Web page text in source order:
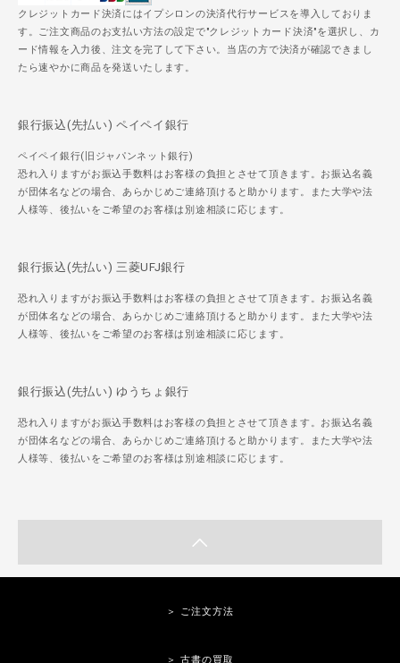
クレジットカード決済にはイプシロンの決済代行サービスを導入しておりま
す。ご注文商品のお支払い方法の設定で"クレジットカード決済"を選択し、カ
ード情報を入力後、注文を完了して下さい。当店の方で決済が確認できまし
たら速やかに商品を発送いたします。
銀行振込(先払い) ペイペイ銀行
ペイペイ銀行(旧ジャパンネット銀行)
恐れ入りますがお振込手数料はお客様の負担とさせて頂きます。お振込名義
が団体名などの場合、あらかじめご連絡頂けると助かります。また大学や法
人様等、後払いをご希望のお客様は別途相談に応じます。
銀行振込(先払い) 三菱UFJ銀行
恐れ入りますがお振込手数料はお客様の負担とさせて頂きます。お振込名義
が団体名などの場合、あらかじめご連絡頂けると助かります。また大学や法
人様等、後払いをご希望のお客様は別途相談に応じます。
銀行振込(先払い) ゆうちょ銀行
恐れ入りますがお振込手数料はお客様の負担とさせて頂きます。お振込名義
が団体名などの場合、あらかじめご連絡頂けると助かります。また大学や法
人様等、後払いをご希望のお客様は別途相談に応じます。
＞ ご注文方法
＞ 古書の買取